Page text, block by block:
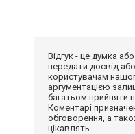
Відгук - це думка
передати досвід
користувачам
аргументацією
багатьом прийняти
Коментарі
обговорення, а
цікавлять.